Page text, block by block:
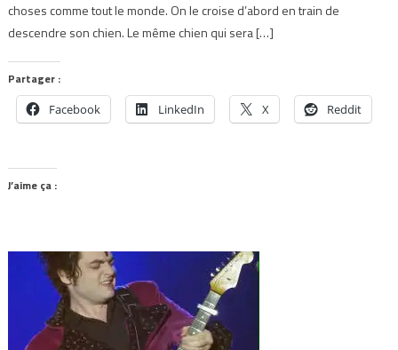
choses comme tout le monde. On le croise d’abord en train de
descendre son chien. Le même chien qui sera […]
Partager :
Facebook LinkedIn X Reddit
J’aime ça :